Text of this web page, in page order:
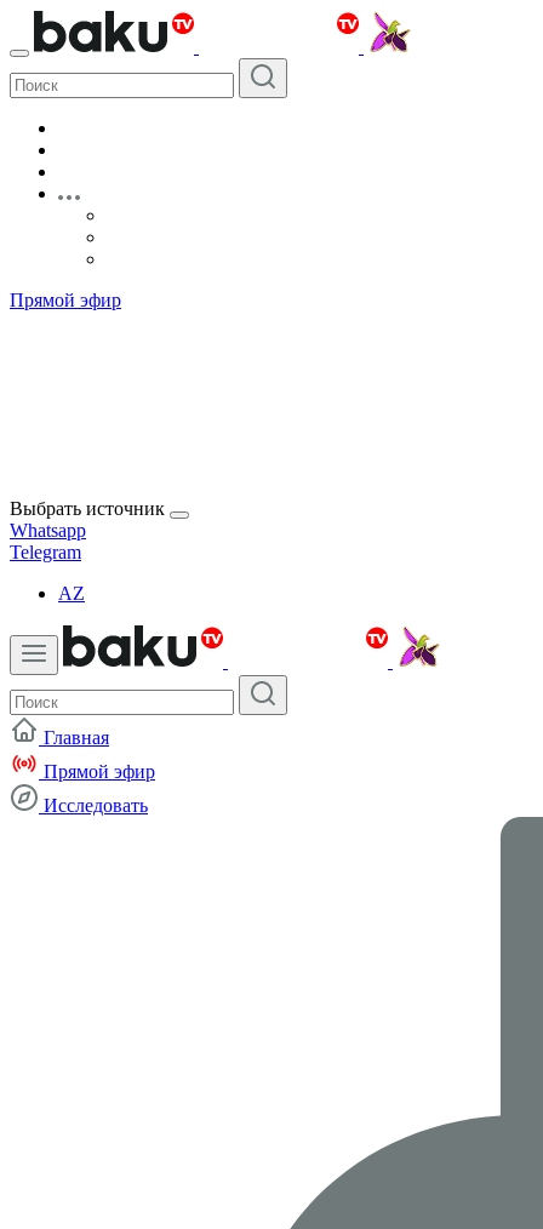
Прямой эфир
Выбрать источник
Whatsapp
Telegram
AZ
Главная
Прямой эфир
Исследовать